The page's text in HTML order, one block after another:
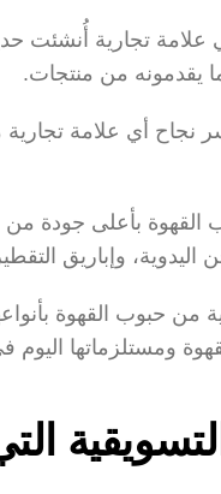
يقدمونه من منتجات.
اليدوية، وإباريق
ومستلزماتها اليوم